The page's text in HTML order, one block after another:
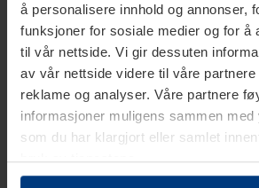
å personalisere innhold og annonser,
funksjoner for sosiale medier og for å
til vår nettside. Vi gir dessuten
av vår nettside videre til våre
reklame og analyser. Våre partnere
informasjoner muligens sammen med
som du har klargjort eller samlet
bruk av tjenestene.
Etter loven kan vi lagre